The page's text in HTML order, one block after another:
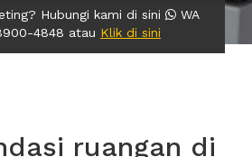
Hubungi kami di sini
WA
4848 atau Klik di sini
ruangan di